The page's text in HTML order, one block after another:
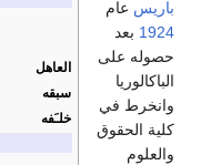
العاهل
سبقه
خلـَفه
باريس عام
1924 بعد
حصوله على
الباكالوريا
وانخرط في
كلية الحقوق
والعلوم